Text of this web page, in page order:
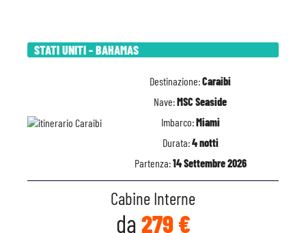
STATI UNITI - BAHAMAS
Destinazione:Caraibi
Nave:MSC Seaside
Imbarco:Miami
Durata:4 notti
Partenza:14 Settembre 2026
Cabine Interne
da 279 €